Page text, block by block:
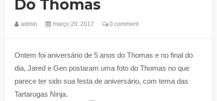
Do Thomas
admin março 20, 2017 0 comment
Ontem foi aniversário de 5 anos do Thomas e no final do
dia, Jared e Gen postaram uma foto do Thomas no que
parece ter sido sua festa de aniversário, com tema das
Tartarugas Ninja.